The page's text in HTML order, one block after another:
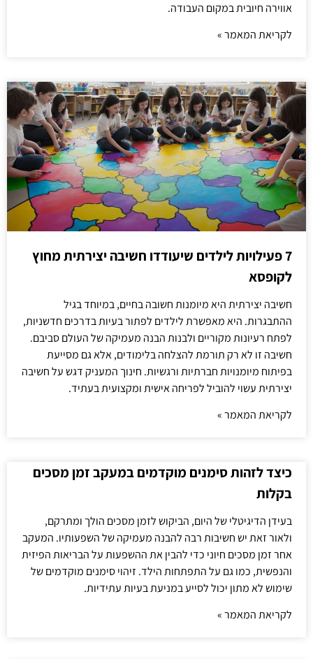
אווירה חיובית במקום העבודה.
לקריאת המאמר »
7 פעילויות לילדים שיעודדו חשיבה יצירתית מחוץ
לקופסא
חשיבה יצירתית היא מיומנות חשובה בחיים, במיוחד בגיל
ההתבגרות. היא מאפשרת לילדים לפתור בעיות בדרכים חדשניות,
לפתח רעיונות מקוריים ולבנות הבנה מעמיקה של העולם סביבם.
חשיבה זו לא רק תורמת להצלחה בלימודים, אלא גם מסייעת
בפיתוח מיומנויות חברתיות ורגשיות. חינוך המעניק דגש על חשיבה
יצירתית עשוי להוביל לפריחה אישית ומקצועית בעתיד.
לקריאת המאמר »
כיצד לזהות סימנים מוקדמים במעקב זמן מסכים
בקלות
בעידן הדיגיטלי של היום, הביקוש לזמן מסכים הולך ומתרקם,
ולאור זאת יש חשיבות רבה להבנה מעמיקה של השפעותיו. המעקב
אחר זמן מסכים חיוני כדי להבין את ההשפעות על הבריאות הפיזית
והנפשית, כמו גם על התפתחות הילד. זיהוי סימנים מוקדמים של
שימוש לא מתון יכול לסייע במניעת בעיות עתידיות.
לקריאת המאמר »